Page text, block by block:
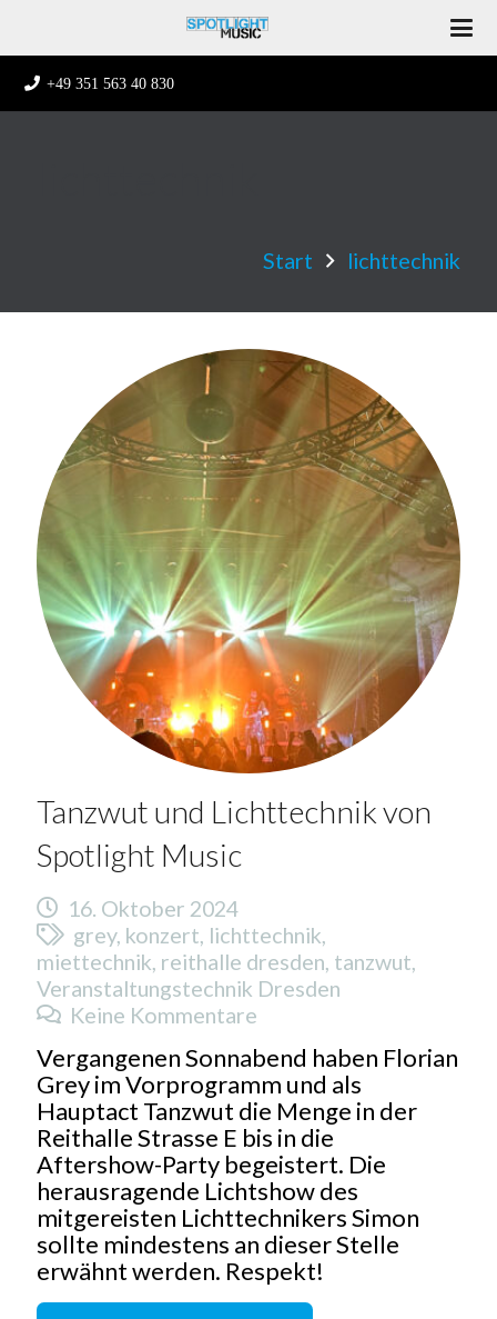
+49 351 563 40 830
Start lichttechnik
Tanzwut und Lichttechnik von
Spotlight Music
16. Oktober 2024
grey, konzert lichttechnik
miettechnik reithalle dresden tanzwut
Veranstaltungstechnik Dresden
Keine Kommentare
Vergangenen Sonnabend haben Florian
Grey im Vorprogramm und als
Hauptact Tanzwut die Menge in der
Reithalle Strasse E bis in die
Aftershow-Party begeistert. Die
herausragende Lichtshow des
mitgereisten Lichttechnikers Simon
sollte mindestens an dieser Stelle
erwähnt werden. Respekt!